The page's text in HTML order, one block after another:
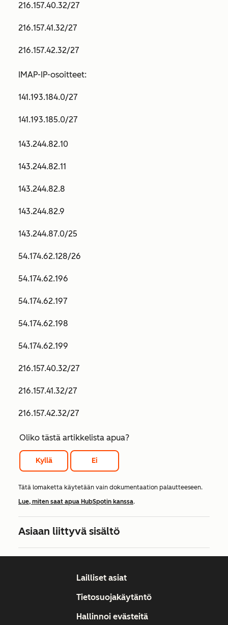
216.157.40.32/27
216.157.41.32/27
216.157.42.32/27
IMAP-IP-osoitteet:
141.193.184.0/27
141.193.185.0/27
143.244.82.10
143.244.82.11
143.244.82.8
143.244.82.9
143.244.87.0/25
54.174.62.128/26
54.174.62.196
54.174.62.197
54.174.62.198
54.174.62.199
216.157.40.32/27
216.157.41.32/27
216.157.42.32/27
Oliko tästä artikkelista apua?
Kyllä Ei
Tätä lomaketta käytetään vain dokumentaation palautteeseen.
Lue, miten saat apua HubSpotin kanssa.
Asiaan liittyvä sisältö
Lailliset asiat
Tietosuojakäytäntö
Hallinnoi evästeitä